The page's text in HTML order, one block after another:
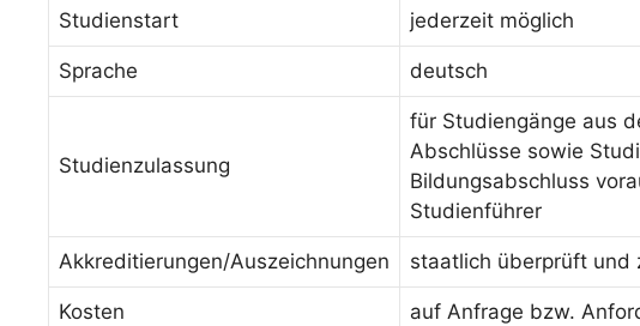
Studienstart jederzeit möglich
Sprache deutsch
Studienzulassung
für Studiengänge aus
Abschlüsse sowie
Bildungsabschluss
Studienführer
Akkreditierungen/Auszeichnungen staatlich überprüft und
Kosten auf Anfrage bzw.